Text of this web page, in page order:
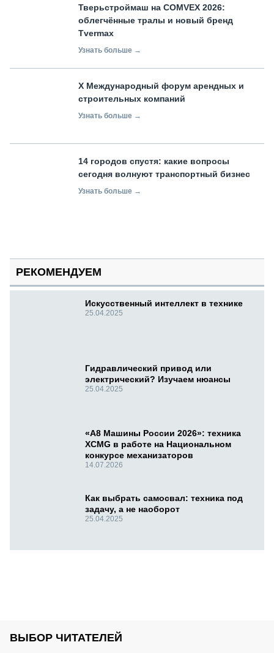
Тверьстроймаш на COMVEX 2026:
облегчённые тралы и новый бренд
Tvermax
Узнать больше →
X Международный форум арендных и
строительных компаний
Узнать больше →
14 городов спустя: какие вопросы
сегодня волнуют транспортный бизнес
Узнать больше →
РЕКОМЕНДУЕМ
Искусственный интеллект в технике
25.04.2025
Гидравлический привод или
электрический? Изучаем нюансы
25.04.2025
«А8 Машины России 2026»: техника
XCMG в работе на Национальном
конкурсе механизаторов
14.07.2026
Как выбрать самосвал: техника под
задачу, а не наоборот
25.04.2025
ВЫБОР ЧИТАТЕЛЕЙ